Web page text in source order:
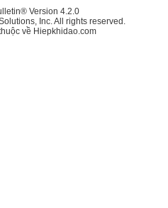
Version 4.2.0
Inc. All rights reserved.
về Hiepkhidao.com